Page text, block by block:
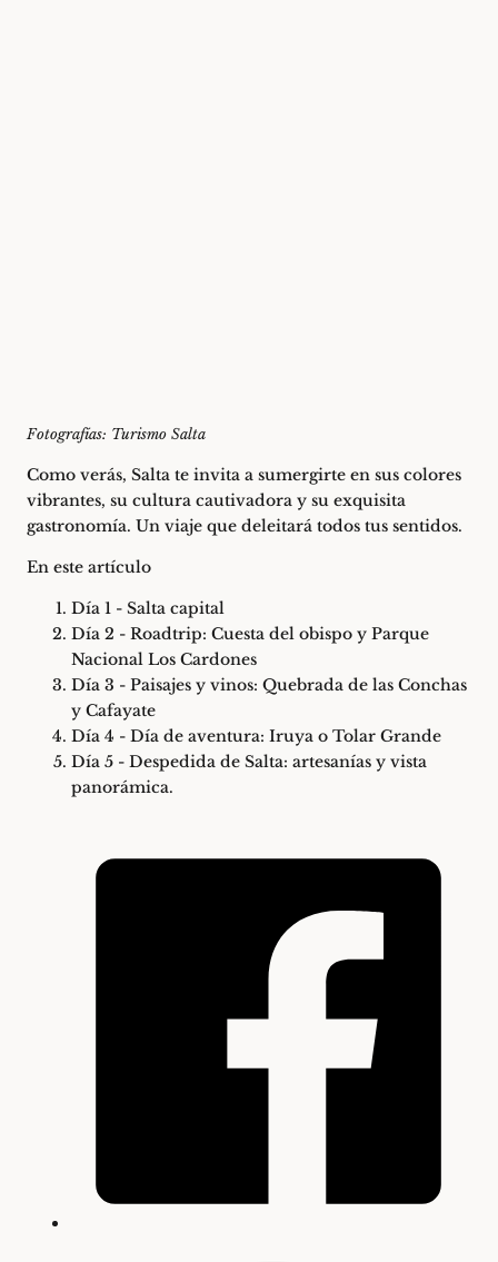
Fotografías: Turismo Salta
Como verás, Salta te invita a sumergirte en sus colores
vibrantes, su cultura cautivadora y su exquisita
gastronomía. Un viaje que deleitará todos tus sentidos.
En este artículo
Día 1 - Salta capital
Día 2 - Roadtrip: Cuesta del obispo y Parque
Nacional Los Cardones
Día 3 - Paisajes y vinos: Quebrada de las Conchas
y Cafayate
Día 4 - Día de aventura: Iruya o Tolar Grande
Día 5 - Despedida de Salta: artesanías y vista
panorámica.